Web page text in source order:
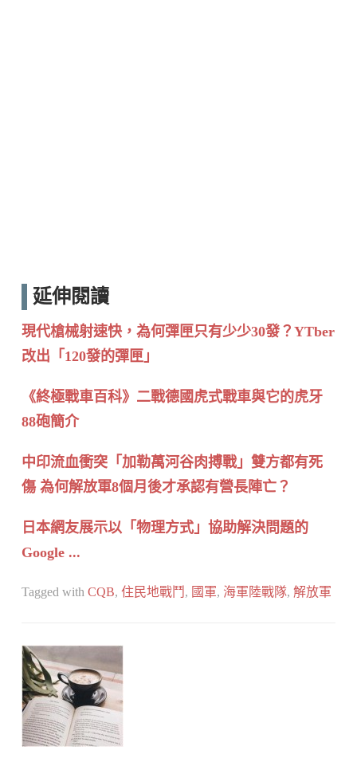
延伸閱讀
現代槍械射速快，為何彈匣只有少少30發？YTber
改出「120發的彈匣」
《終極戰車百科》二戰德國虎式戰車與它的虎牙
88砲簡介
中印流血衝突「加勒萬河谷肉搏戰」雙方都有死
傷 為何解放軍8個月後才承認有營長陣亡？
日本網友展示以「物理方式」協助解決問題的
Google ...
Tagged with CQB, 住民地戰鬥 , 國軍, 海軍陸戰隊, 解放軍